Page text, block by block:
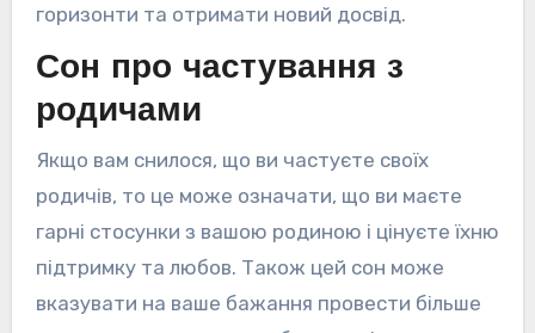
горизонти та отримати новий досвід.
Сон про частування з
родичами
Якщо вам снилося, що ви частуєте своїх
родичів, то це може означати, що ви маєте
гарні стосунки з вашою родиною і цінуєте їхню
підтримку та любов. Також цей сон може
вказувати на ваше бажання провести більше